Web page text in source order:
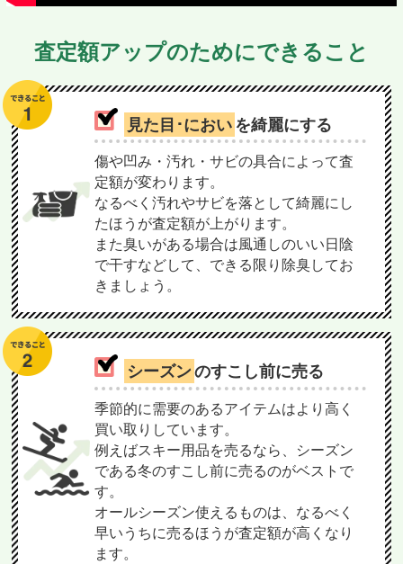
査定額アップのためにできること
見た目･におい を綺麗にする
傷や凹み・汚れ・サビの具合によって査
定額が変わります。
なるべく汚れやサビを落として綺麗にし
たほうが査定額が上がります。
また臭いがある場合は風通しのいい日陰
で干すなどして、できる限り除臭してお
きましょう。
シーズンのすこし前に売る
季節的に需要のあるアイテムはより高く
買い取りしています。
例えばスキー用品を売るなら、シーズン
である冬のすこし前に売るのがベストで
す。
オールシーズン使えるものは、なるべく
早いうちに売るほうが査定額が高くなり
ます。